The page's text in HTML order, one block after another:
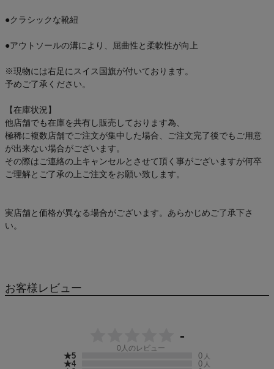
●クラシックな靴紐
●アウトソールの溝により、屈曲性と柔軟性が向上
※現物には右足にスイス国旗が付いております。
予めご了承ください。
【在庫状況】
他店舗でも在庫を共有し販売しております為、
極稀に複数店舗でご注文が集中した場合、ご注文完了後でもご用意
が出来ない場合がございます。
その際はご連絡の上キャンセルとさせて頂く事がございますが何卒
ご理解とご了承の上ご注文をお願い致します。
実店舗と価格が異なる場合がございます。あらかじめご了承下さ
い。
お客様レビュー
-
0 人のレビュー
★5 0 人
★4 0 人